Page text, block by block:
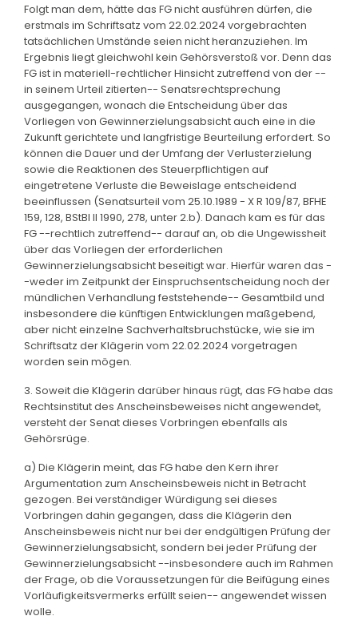
Folgt man dem, hätte das FG nicht ausführen dürfen, die
erstmals im Schriftsatz vom 22.02.2024 vorgebrachten
tatsächlichen Umstände seien nicht heranzuziehen. Im
Ergebnis liegt gleichwohl kein Gehörsverstoß vor. Denn das
FG ist in materiell-rechtlicher Hinsicht zutreffend von der --
in seinem Urteil zitierten-- Senatsrechtsprechung
ausgegangen, wonach die Entscheidung über das
Vorliegen von Gewinnerzielungsabsicht auch eine in die
Zukunft gerichtete und langfristige Beurteilung erfordert. So
können die Dauer und der Umfang der Verlusterzielung
sowie die Reaktionen des Steuerpflichtigen auf
eingetretene Verluste die Beweislage entscheidend
beeinflussen (Senatsurteil vom 25.10.1989 - X R 109/87, BFHE
159, 128, BStBl II 1990, 278, unter 2.b). Danach kam es für das
FG --rechtlich zutreffend-- darauf an, ob die Ungewissheit
über das Vorliegen der erforderlichen
Gewinnerzielungsabsicht beseitigt war. Hierfür waren das -
-weder im Zeitpunkt der Einspruchsentscheidung noch der
mündlichen Verhandlung feststehende-- Gesamtbild und
insbesondere die künftigen Entwicklungen maßgebend,
aber nicht einzelne Sachverhaltsbruchstücke, wie sie im
Schriftsatz der Klägerin vom 22.02.2024 vorgetragen
worden sein mögen.
3. Soweit die Klägerin darüber hinaus rügt, das FG habe das
Rechtsinstitut des Anscheinsbeweises nicht angewendet,
versteht der Senat dieses Vorbringen ebenfalls als
Gehörsrüge.
a) Die Klägerin meint, das FG habe den Kern ihrer
Argumentation zum Anscheinsbeweis nicht in Betracht
gezogen. Bei verständiger Würdigung sei dieses
Vorbringen dahin gegangen, dass die Klägerin den
Anscheinsbeweis nicht nur bei der endgültigen Prüfung der
Gewinnerzielungsabsicht, sondern bei jeder Prüfung der
Gewinnerzielungsabsicht --insbesondere auch im Rahmen
der Frage, ob die Voraussetzungen für die Beifügung eines
Vorläufigkeitsvermerks erfüllt seien-- angewendet wissen
wolle.